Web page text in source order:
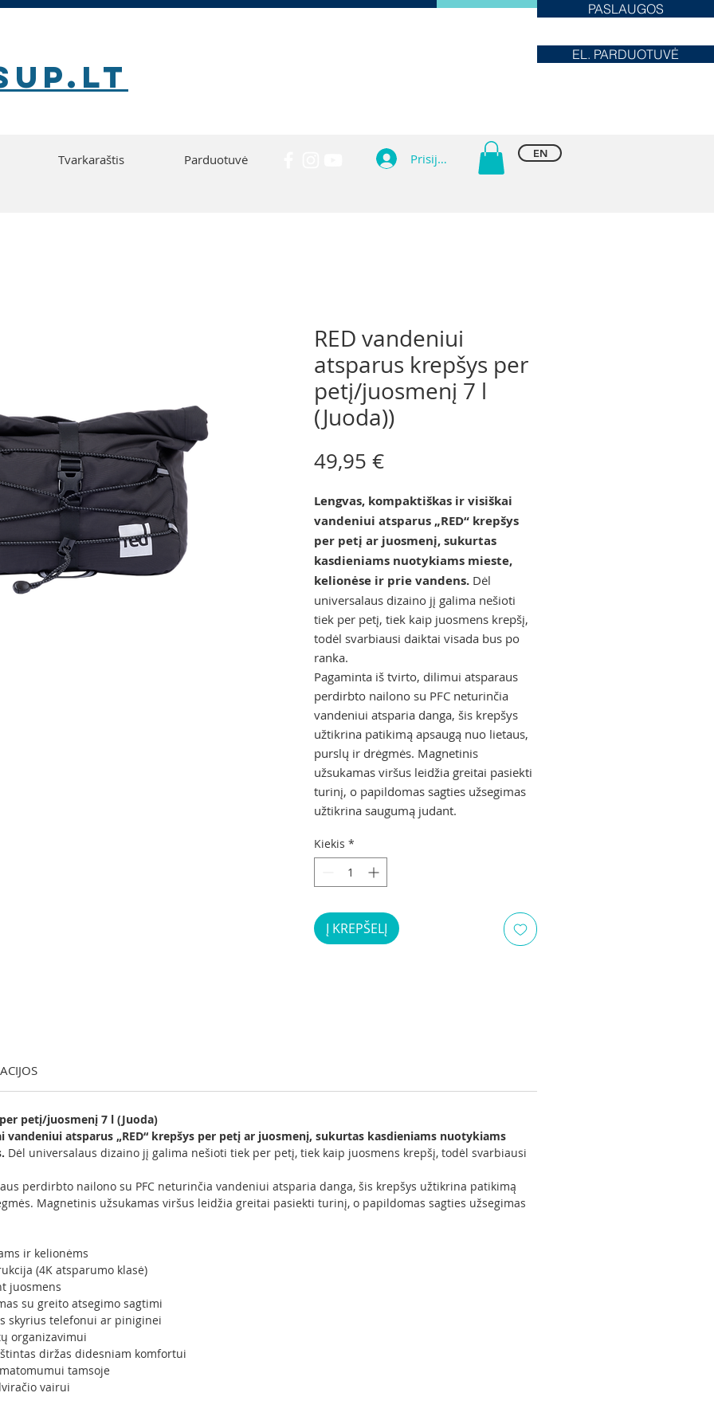
PASLAUGOS
EL. PARDUOTUVĖ
Tvarkaraštis Parduotuvė Prisijungti EN
RED vandeniui
atsparus krepšys per
petį/juosmenį 7 l
(Juoda))
49,95 €Price
Lengvas, kompaktiškas ir visiškai
vandeniui atsparus „RED“ krepšys
per petį ar juosmenį, sukurtas
kasdieniams nuotykiams mieste,
kelionėse ir prie vandens. Dėl
universalaus dizaino jį galima nešioti
tiek per petį, tiek kaip juosmens krepšį,
todėl svarbiausi daiktai visada bus po
ranka.
Pagaminta iš tvirto, dilimui atsparaus
perdirbto nailono su PFC neturinčia
vandeniui atsparia danga, šis krepšys
užtikrina patikimą apsaugą nuo lietaus,
purslų ir drėgmės. Magnetinis
užsukamas viršus leidžia greitai pasiekti
turinį, o papildomas sagties užsegimas
užtikrina saugumą judant.
Kiekis *
Į KREPŠELĮ
petį/juosmenį 7 l (Juoda)
vandeniui atsparus „RED“ krepšys per petį ar juosmenį, sukurtas kasdieniams nuotykiams
Dėl universalaus dizaino jį galima nešioti tiek per petį, tiek kaip juosmens krepšį, todėl svarbiausi
perdirbto nailono su PFC neturinčia vandeniui atsparia danga, šis krepšys užtikrina patikimą
Magnetinis užsukamas viršus leidžia greitai pasiekti turinį, o papildomas sagties užsegimas
ir kelionėms
(4K atsparumo klasė)
juosmens
su greito atsegimo sagtimi
skyrius telefonui ar piniginei
organizavimui
diržas didesniam komfortui
tamsoje
vairui